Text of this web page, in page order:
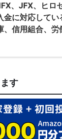
、JFX、ヒロ
金に対応してい
、信用組合、労
す